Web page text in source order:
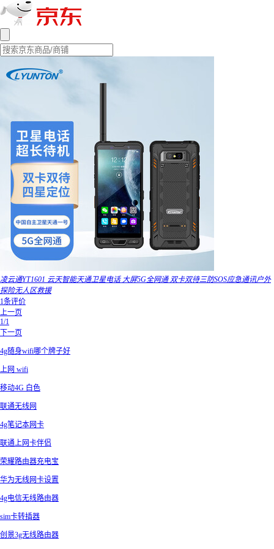
凌云通YT1601 云天智能天通卫星电话 大屏5G全网通 双卡双待三防SOS应急通讯户外
探险无人区救援
1条评价
上一页
1/1
下一页
4g随身wifi哪个牌子好
上网 wifi
移动4G 白色
联通无线网
4g笔记本网卡
联通上网卡伴侣
荣耀路由器充电宝
华为无线网卡设置
4g电信无线路由器
sim卡转插器
创景3g无线路由器